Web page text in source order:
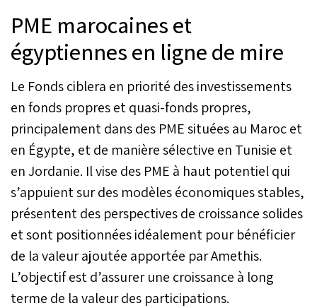
PME marocaines et
égyptiennes en ligne de mire
Le Fonds ciblera en priorité des investissements
en fonds propres et quasi-fonds propres,
principalement dans des PME situées au Maroc et
en Égypte, et de manière sélective en Tunisie et
en Jordanie. Il vise des PME à haut potentiel qui
s’appuient sur des modèles économiques stables,
présentent des perspectives de croissance solides
et sont positionnées idéalement pour bénéficier
de la valeur ajoutée apportée par Amethis.
L’objectif est d’assurer une croissance à long
terme de la valeur des participations.